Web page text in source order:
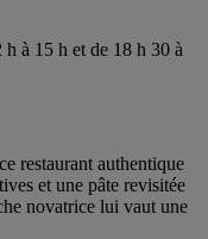
à 15 h et de 18 h 30 à
restaurant authentique
et une pâte revisitée
novatrice lui vaut une